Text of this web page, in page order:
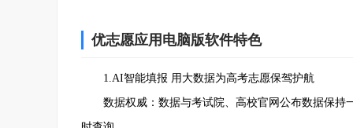
优志愿应用电脑版软件特色
1.AI智能填报 用大数据为高考志愿保驾护航
数据权威：数据与考试院、高校官网公布数据保持